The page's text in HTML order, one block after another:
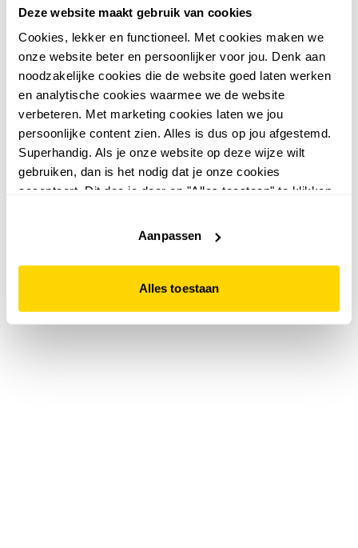
Deze website maakt gebruik van cookies
Cookies, lekker en functioneel. Met cookies maken we
onze website beter en persoonlijker voor jou. Denk aan
noodzakelijke cookies die de website goed laten werken
en analytische cookies waarmee we de website
verbeteren. Met marketing cookies laten we jou
persoonlijke content zien. Alles is dus op jou afgestemd.
Superhandig. Als je onze website op deze wijze wilt
gebruiken, dan is het nodig dat je onze cookies
accepteert. Dit doe je door op "Alles toestaan" te klikken.
website niet optimaal functioneert.
Aanpassen
Alles toestaan